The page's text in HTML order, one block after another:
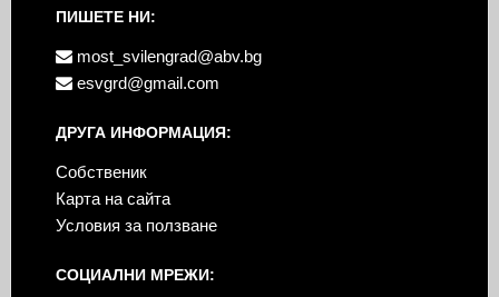
ПИШЕТЕ НИ:
most_svilengrad@abv.bg
esvgrd@gmail.com
ДРУГА ИНФОРМАЦИЯ:
Собственик
Карта на сайта
Условия за ползване
СОЦИАЛНИ МРЕЖИ: